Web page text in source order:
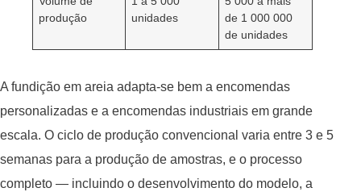
produção
unidades
de 1 000 000
de unidades
A fundição em areia adapta-se bem a encomendas
personalizadas e a encomendas industriais em grande
escala. O ciclo de produção convencional varia entre 3 e 5
semanas para a produção de amostras, e o processo
completo — incluindo o desenvolvimento do modelo, a